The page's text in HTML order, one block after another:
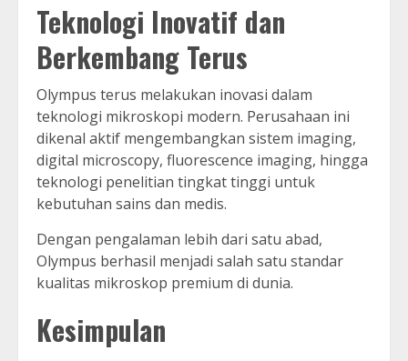
Teknologi Inovatif dan
Berkembang Terus
Olympus terus melakukan inovasi dalam
teknologi mikroskopi modern. Perusahaan ini
dikenal aktif mengembangkan sistem imaging,
digital microscopy, fluorescence imaging, hingga
teknologi penelitian tingkat tinggi untuk
kebutuhan sains dan medis.
Dengan pengalaman lebih dari satu abad,
Olympus berhasil menjadi salah satu standar
kualitas mikroskop premium di dunia.
Kesimpulan